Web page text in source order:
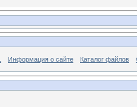
Информация о сайте Каталог файлов